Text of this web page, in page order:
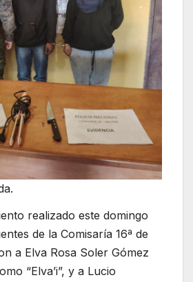
realizado este domingo
de la Comisaría 16ª de
a Elva Rosa Soler Gómez
“Elva’i”, y a Lucio